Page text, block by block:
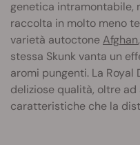
genetica intramontabile,
raccolta in molto meno
varietà autoctoneAfghan,
stessa Skunk vanta un
aromi pungenti. La
deliziose qualità, oltre
caratteristiche che la